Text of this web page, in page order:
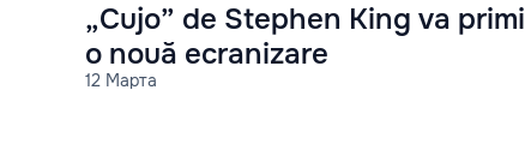
12 Марта
„Cujo” de Stephen King va primi
o nouă ecranizare